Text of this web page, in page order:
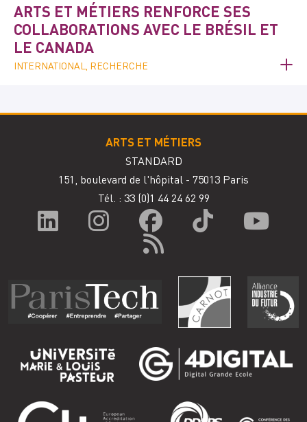
ARTS ET MÉTIERS RENFORCE SES
COLLABORATIONS AVEC LE BRÉSIL ET
LE CANADA
INTERNATIONAL, RECHERCHE
ARTS ET MÉTIERS
STANDARD
151, boulevard de l'hôpital - 75013 Paris
Tél. : 33 (0)1 44 24 62 99